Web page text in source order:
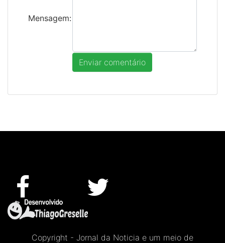
Mensagem:
Copyright - Jornal da Noticia e um meio de